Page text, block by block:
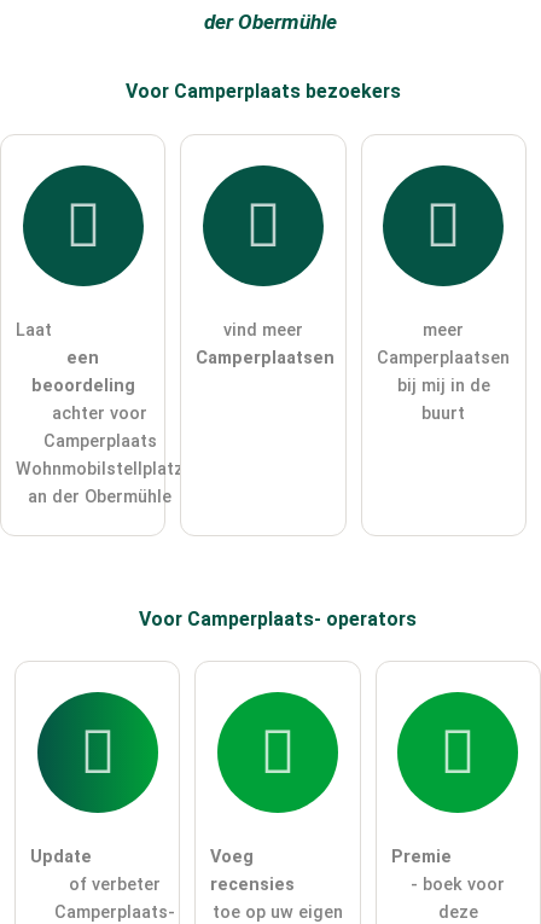
der Obermühle
Voor Camperplaats bezoekers
Laat
een
beoordeling
achter voor
Camperplaats
Wohnmobilstellplatz
an der Obermühle
vind meer
Camperplaatsen
meer
Camperplaatsen
bij mij in de
buurt
Voor Camperplaats- operators
Update
of verbeter
Camperplaats-
Voeg
recensies
toe op uw eigen
Premie
- boek voor
deze